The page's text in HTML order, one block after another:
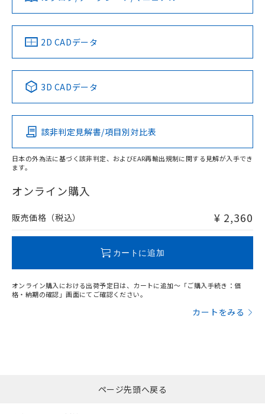
ソフトウェアの使用条件
中国 RoHS 注意事項・凡例
Pb Hg Cd Cr(VI)
O
在庫等で未対応品が混在する可能性があります。
問い合わせください。
2D CADデータ
3D CADデータ
該非判定見解書/項目別対比表
日本の外為法に基づく該非判定、およびEAR再輸出規制に関する見解が入手でき
ます。
オンライン購入
販売価格（税込） ¥ 2,360
カートに追加
オンライン購入における出荷予定日は、カートに追加～「ご購入手続き：価
格・納期の確認」画面にてご確認ください。
カートをみる
ページ先頭へ戻る